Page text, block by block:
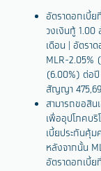
อัตราดอกเบี้
วงเงินกู้
เดือน | อัตรา
MLR-2.05%
(6.00%) ต่อ
สัญญา
สามารถขอสิ
เพื่ออุปโภคบ
เบี้ยประกันคุ้ม
หลังจากนั้น
อัตราดอกเบี้